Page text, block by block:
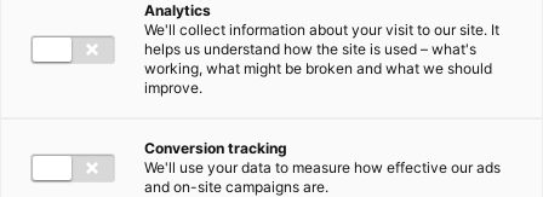
Analytics
We'll collect information about your visit to our site. It
helps us understand how the site is used – what's
working, what might be broken and what we should
improve.
Conversion tracking
We'll use your data to measure how effective our ads
and on-site campaigns are.